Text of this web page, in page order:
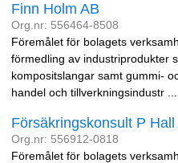
Finn Holm AB
Org.nr: 556464-8508
Föremålet för bolagets
förmedling av industriprodukter
kompositslangar samt gummi-
handel och tillverkningsindustr ...
Försäkringskonsult P Hall
Org.nr: 556912-0818
Föremålet för bolagets